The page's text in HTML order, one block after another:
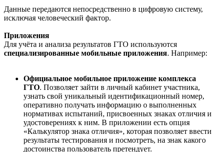
Данные передаются непосредственно в цифровую систему,
исключая человеческий фактор.
Приложения
Для учёта и анализа результатов ГТО используются
специализированные мобильные приложения. Например:
Официальное мобильное приложение комплекса
ГТО. Позволяет зайти в личный кабинет участника,
узнать свой уникальный идентификационный номер,
оперативно получать информацию о выполненных
нормативах испытаний, присвоенных знаках отличия и
удостоверениях к ним. В приложении есть опция
«Калькулятор знака отличия», которая позволяет ввести
результаты тестирования и посмотреть, на знак какого
достоинства пользователь претендует.